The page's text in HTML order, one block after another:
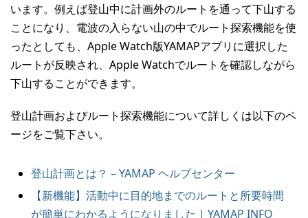
います。例えば登山中に計画外のルートを通って下山する
ことになり、電波の入らない山の中でルート探索機能を使
ったとしても、Apple Watch版YAMAPアプリに選択した
ルートが反映され、Apple Watchでルートを確認しながら
下山することができます。
登山計画およびルート探索機能について詳しくは以下のペ
ージをご覧下さい。
登山計画とは？ – YAMAP ヘルプセンター
【新機能】活動中に目的地までのルートと所要時間
が簡単にわかるようになりました | YAMAP INFO